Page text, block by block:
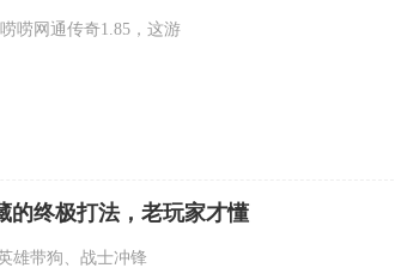
唠网通传奇1.85，这游
的终极打法，老玩家才懂
雄带狗、战士冲锋